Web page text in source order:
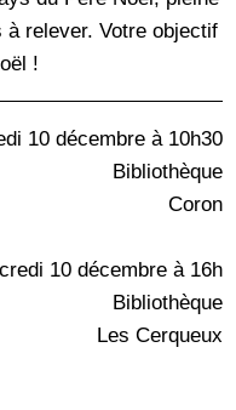
à relever. Votre objectif
!
10 décembre à 10h30
Bibliothèque
Coron
10 décembre à 16h
Bibliothèque
Les Cerqueux